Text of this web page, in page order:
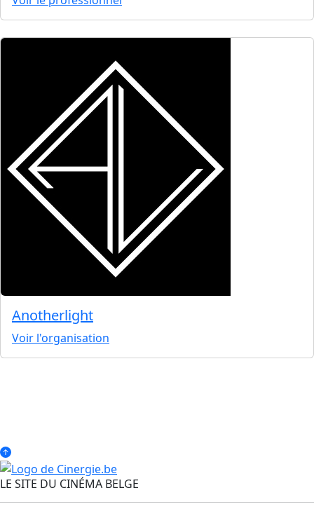
Anotherlight
Voir l'organisation
LE SITE DU CINÉMA BELGE